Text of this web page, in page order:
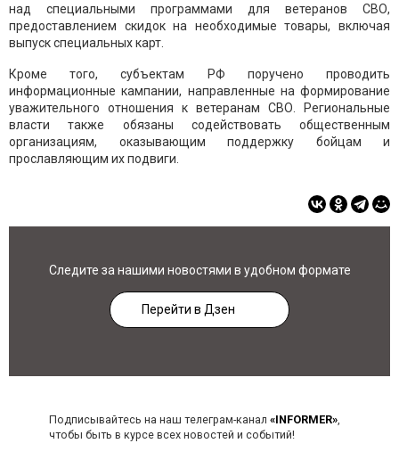
над специальными программами для ветеранов СВО,
предоставлением скидок на необходимые товары, включая
выпуск специальных карт.
Кроме того, субъектам РФ поручено проводить
информационные кампании, направленные на формирование
уважительного отношения к ветеранам СВО. Региональные
власти также обязаны содействовать общественным
организациям, оказывающим поддержку бойцам и
прославляющим их подвиги.
Следите за нашими новостями в удобном формате
Перейти в Дзен
Подписывайтесь на наш телеграм-канал «INFORMER»,
чтобы быть в курсе всех новостей и событий!